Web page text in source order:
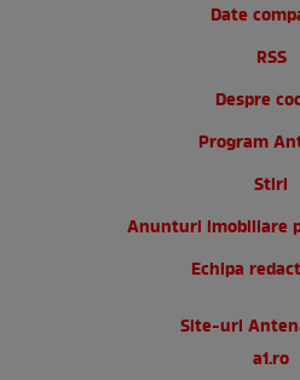
Date
RSS
Despre
Program
Stiri
Anunturi imobiliare
Echipa
Site-uri
a1.ro